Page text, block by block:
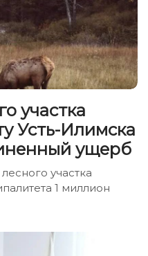
участка
Усть-Илимска
ущерб
участка
1 миллион